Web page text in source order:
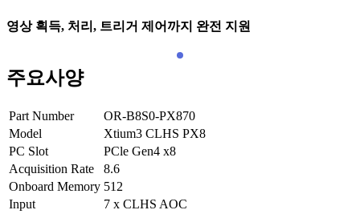
영상 획득, 처리, 트리거 제어까지 완전 지원
주요사양
Part Number
OR-B8S0-PX870
Model
Xtium3 CLHS PX8
PC Slot
PCle Gen4 x8
Acquisition Rate
8.6
Onboard Memory 512
Input
7 x CLHS AOC